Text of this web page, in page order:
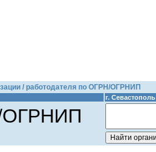
/ работодателя по ОГРН/ОГРНИП
г. Севастополь